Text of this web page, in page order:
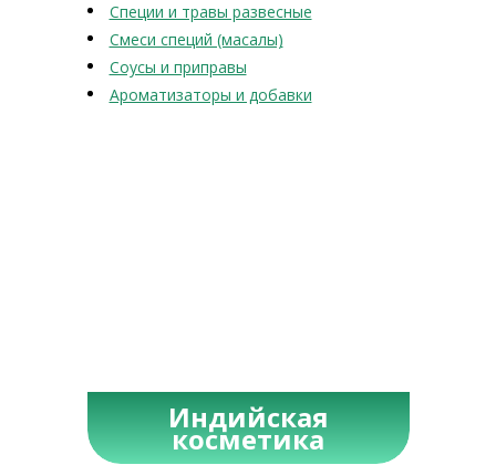
Специи и травы развесные
Смеси специй (масалы)
Соусы и приправы
Ароматизаторы и добавки
Индийская
косметика